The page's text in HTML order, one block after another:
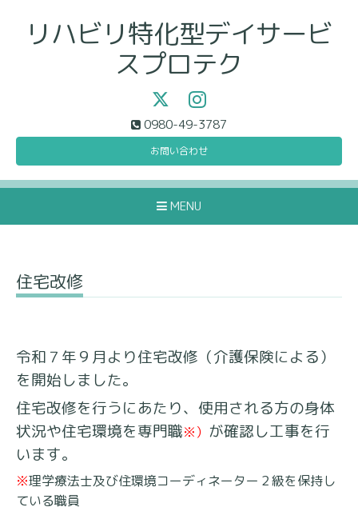
リハビリ特化型デイサービ
スプロテク
0980-49-3787
お問い合わせ
MENU
住宅改修
令和７年９月より住宅改修（介護保険による）
を開始しました。
住宅改修を行うにあたり、使用される方の身体
状況や住宅環境を専門職※） が確認し工事を行
います。
※理学療法士及び住環境コーディネーター２級を保持し
ている職員